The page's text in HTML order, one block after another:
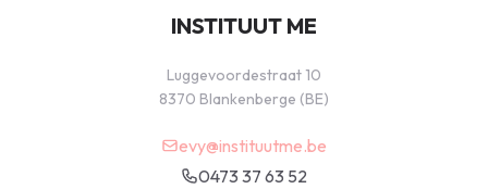
INSTITUUT ME
Luggevoordestraat 10
8370 Blankenberge (BE)
evy@instituutme.be
0473 37 63 52